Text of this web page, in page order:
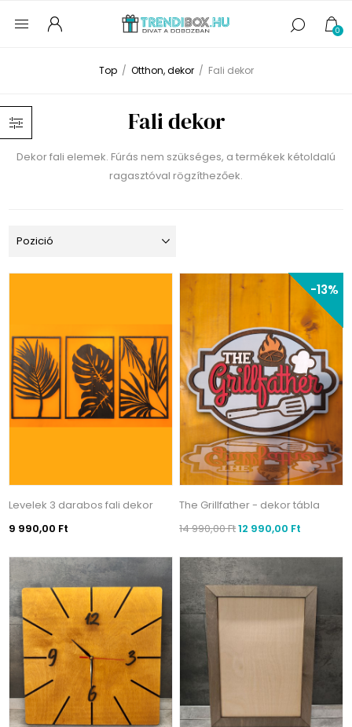
0
Top / Otthon, dekor / Fali dekor
Fali dekor
Dekor fali elemek. Fúrás nem szükséges, a termékek kétoldalú
ragasztóval rögzíthezőek.
Levelek 3 darabos fali dekor
9 990,00 Ft
-13%
The Grillfather - dekor tábla
14 990,00 Ft12 990,00 Ft